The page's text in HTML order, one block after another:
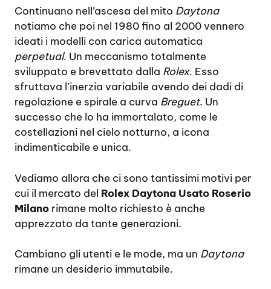
Continuano nell’ascesa del mito Daytona
notiamo che poi nel 1980 fino al 2000 vennero
ideati i modelli con carica automatica
perpetual. Un meccanismo totalmente
sviluppato e brevettato dalla Rolex. Esso
sfruttava l’inerzia variabile avendo dei dadi di
regolazione e spirale a curva Breguet. Un
successo che lo ha immortalato, come le
costellazioni nel cielo notturno, a icona
indimenticabile e unica.
Vediamo allora che ci sono tantissimi motivi per
cui il mercato del Rolex Daytona Usato Roserio
Milano rimane molto richiesto è anche
apprezzato da tante generazioni.
Cambiano gli utenti e le mode, ma un Daytona
rimane un desiderio immutabile.